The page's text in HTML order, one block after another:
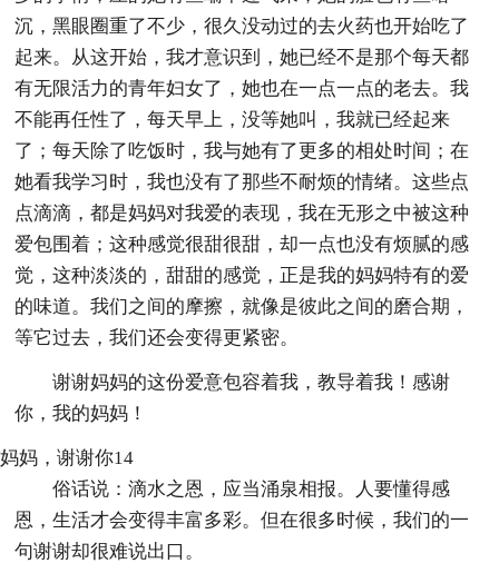
沉，黑眼圈重了不少，很久没动过的去火药也开始吃了
起来。从这开始，我才意识到，她已经不是那个每天都
有无限活力的青年妇女了，她也在一点一点的老去。我
不能再任性了，每天早上，没等她叫，我就已经起来
了；每天除了吃饭时，我与她有了更多的相处时间；在
她看我学习时，我也没有了那些不耐烦的情绪。这些点
点滴滴，都是妈妈对我爱的表现，我在无形之中被这种
爱包围着；这种感觉很甜很甜，却一点也没有烦腻的感
觉，这种淡淡的，甜甜的感觉，正是我的妈妈特有的爱
的味道。我们之间的摩擦，就像是彼此之间的磨合期，
等它过去，我们还会变得更紧密。
谢谢妈妈的这份爱意包容着我，教导着我！感谢
你，我的妈妈！
妈妈，谢谢你14
俗话说：滴水之恩，应当涌泉相报。人要懂得感
恩，生活才会变得丰富多彩。但在很多时候，我们的一
句谢谢却很难说出口。